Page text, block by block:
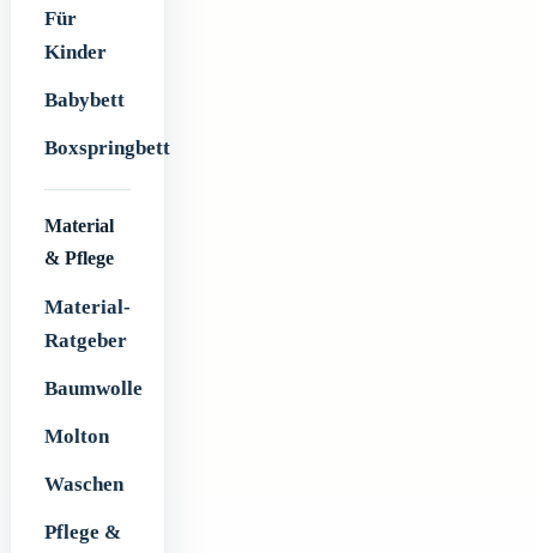
Für
Kinder
Babybett
Boxspringbett
Material
& Pflege
Material-
Ratgeber
Baumwolle
Molton
Waschen
Pflege &